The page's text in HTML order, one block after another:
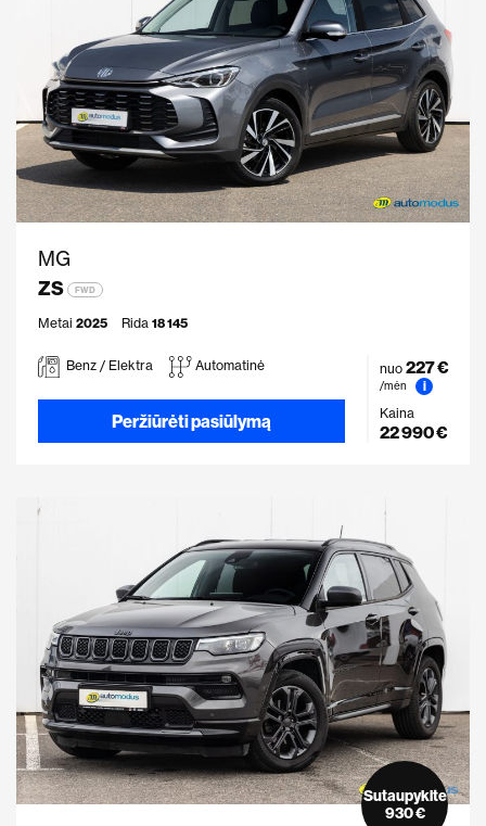
MG
ZS
FWD
Metai 2025 Rida 18 145
Benz / Elektra Automatinė
Peržiūrėti pasiūlymą
nuo 227 €
/mėn
i
Kaina
22 990 €
Sutaupykite
930 €